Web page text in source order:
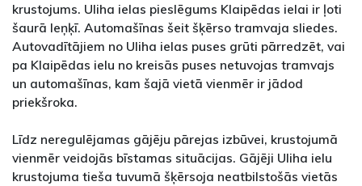
krustojums. Uliha ielas pieslēgums Klaipēdas ielai ir ļoti
šaurā leņķī. Automašīnas šeit šķērso tramvaja sliedes.
Autovadītājiem no Uliha ielas puses grūti pārredzēt, vai
pa Klaipēdas ielu no kreisās puses netuvojas tramvajs
un automašīnas, kam šajā vietā vienmēr ir jādod
priekšroka.
Līdz neregulējamas gājēju pārejas izbūvei, krustojumā
vienmēr veidojās bīstamas situācijas. Gājēji Uliha ielu
krustojuma tieša tuvumā šķērsoja neatbilstošās vietās